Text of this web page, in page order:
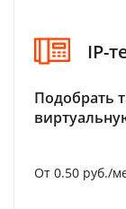
IP-
Подобрать
От 0.50 руб./